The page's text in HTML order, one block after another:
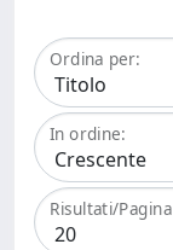
Ordina per:
In ordine:
Risultati/Pagina